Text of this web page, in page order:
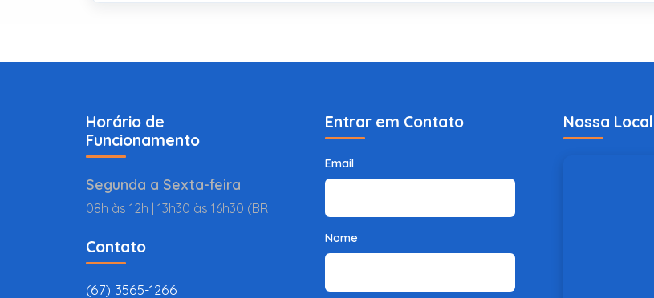
Horário de
Funcionamento
Segunda a Sexta-feira
08h às 12h | 13h30 às 16h30 (BR
Contato
(67) 3565-1266
Entrar em Contato
Email
Nome
Nossa